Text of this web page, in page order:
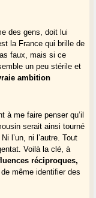
des gens, doit lui
la France qui brille de
faux, mais si ce
un peu stérile et
ambition
à me faire penser qu’il
serait ainsi tourné
l’un, ni l’autre. Tout
Voilà la clé, à
réciproques,
de même identifier des